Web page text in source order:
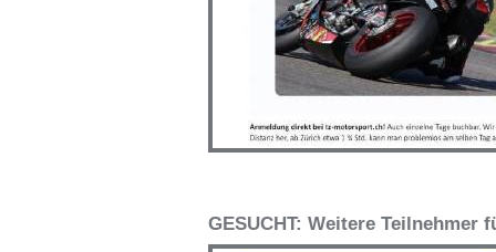
GESUCHT: Weitere Teilnehmer